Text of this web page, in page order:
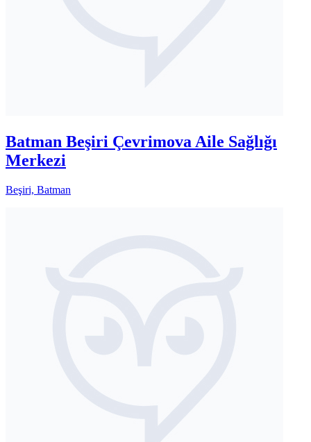
Batman Beşiri Çevrimova Aile Sağlığı
Merkezi
Beşiri, Batman